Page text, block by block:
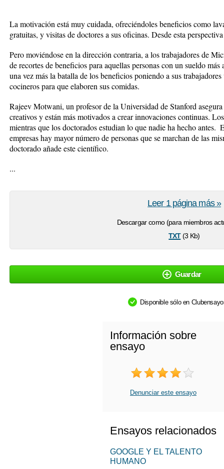
La motivación está muy cuidada, ofreciéndoles beneficios como
gratuitas, y visitas de doctores a sus oficinas. Desde esta
Pero moviéndose en la dirección contraria, a los trabajadores de
de recortes de beneficios para aquellas personas con un sueldo
una vez más la batalla de los beneficios poniendo a sus
cocineros para que elaboren sus comidas.
Rajeev Motwani, un profesor de la Universidad de Stanford
creativos y están más motivados a crear innovaciones continuas.
mientras que los doctorados estudian lo que nadie ha hecho antes. 
empresas hay mayor número de personas que se marchan de las
doctorado añade este científico.
...
Descargar como (para miembros
txt(3 Kb)
Leer 1 página más »
Guardar
Disponible sólo en
Información sobre
ensayo
Denunciar este ensayo
Ensayos relacionados
GOOGLE Y EL TALENTO
HUMANO